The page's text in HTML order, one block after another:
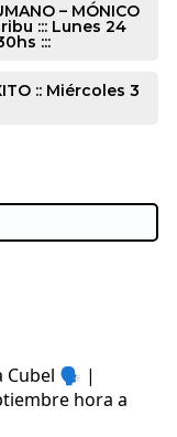
– MÓNICO
::: Lunes 24
:::
:: Miércoles 3
Cubel 🗣️ |
hora a